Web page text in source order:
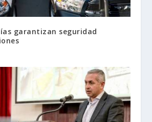
garantizan seguridad